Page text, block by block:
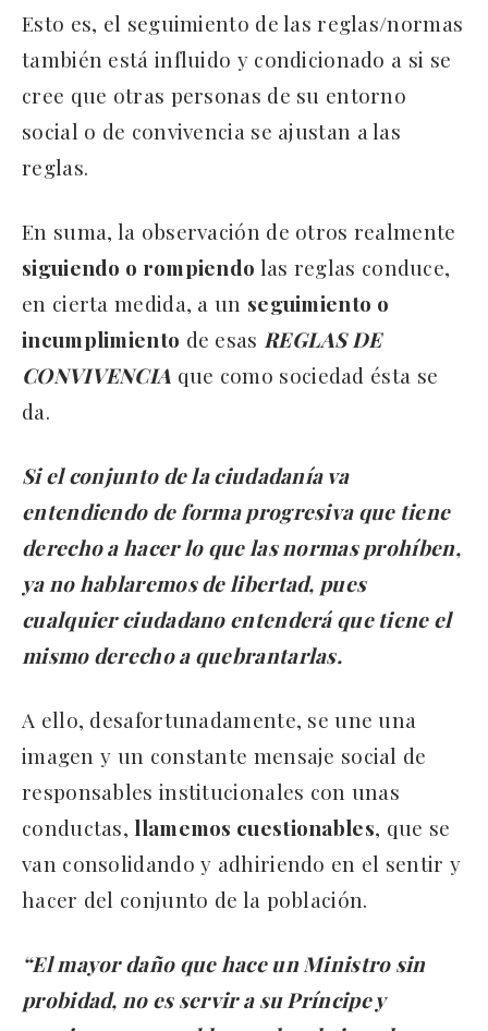
Esto es, el seguimiento de las reglas/normas
también está influido y condicionado a si se
cree que otras personas de su entorno
social o de convivencia se ajustan a las
reglas.
En suma, la observación de otros realmente
siguiendo o rompiendo las reglas conduce,
en cierta medida, a un seguimiento o
incumplimiento de esas REGLAS DE
CONVIVENCIA que como sociedad ésta se
da.
Si el conjunto de la ciudadanía va
entendiendo de forma progresiva que tiene
derecho a hacer lo que las normas prohíben,
ya no hablaremos de libertad, pues
cualquier ciudadano entenderá que tiene el
mismo derecho a quebrantarlas.
A ello, desafortunadamente, se une una
imagen y un constante mensaje social de
responsables institucionales con unas
conductas, llamemos cuestionables, que se
van consolidando y adhiriendo en el sentir y
hacer del conjunto de la población.
“El mayor daño que hace un Ministro sin
probidad, no es servir a su Príncipe y